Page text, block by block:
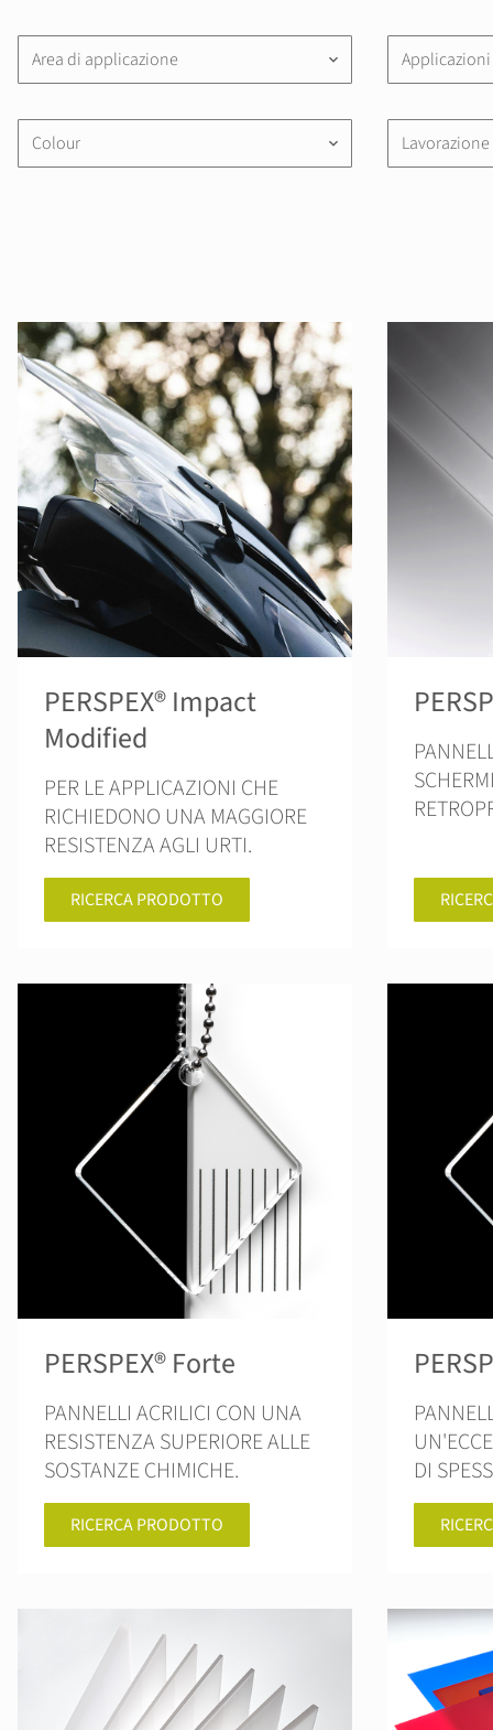
Area di applicazione keyboard_arrow_down Applicazioni
Colour keyboard_arrow_down Lavorazione
PERSPEX® Impact
Modified
PER LE APPLICAZIONI CHE
RICHIEDONO UNA MAGGIORE
RESISTENZA AGLI URTI.
RICERCA PRODOTTO
PERSPEX® Forte
PANNELLI ACRILICI CON UNA
RESISTENZA SUPERIORE ALLE
SOSTANZE CHIMICHE.
RICERCA PRODOTTO
DI